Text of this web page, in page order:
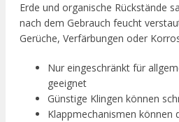
Erde und organische Rückstände
nach dem Gebrauch feucht
Gerüche, Verfärbungen oder
Nur eingeschränkt für
geeignet
Günstige Klingen können
Klappmechanismen können